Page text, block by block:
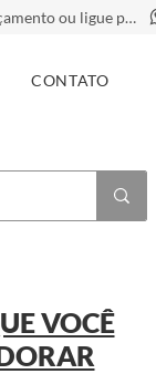
Clique aqui para solicitar um orçamento ou ligue para
CONTATO
VOCÊ